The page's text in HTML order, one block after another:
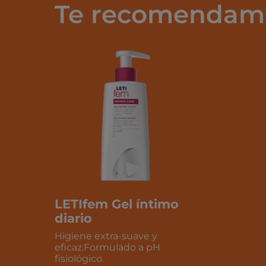
Te
LETIfem Gel íntimo
diario
Higiene extra-suave y
eficaz.Formulado a pH
fisiológico.